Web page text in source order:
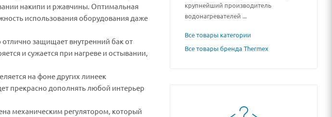
накипи и ржавчины. Оптимальная
использования оборудования даже
защищает внутренний бак от
и сужается при нагреве и остывании,
на фоне других линеек
прекрасно дополнять любой интерьер
механическим регулятором, который
крупнейший производитель
водонагревателей ...
Все товары категории
Все товары бренда Thermex